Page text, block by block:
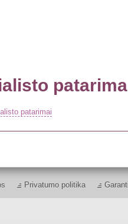
patarimai
Privatumo politika